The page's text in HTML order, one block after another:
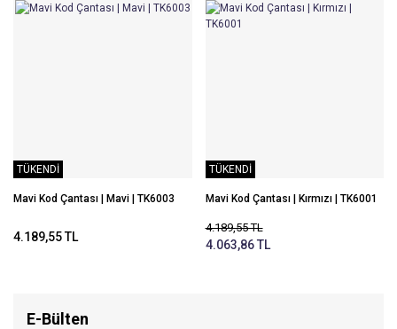
TÜKENDİ
Mavi Kod Çantası | Mavi | TK6003
4.189,55 TL
TÜKENDİ
Mavi Kod Çantası | Kırmızı | TK6001
4.189,55 TL
4.063,86 TL
E-Bülten